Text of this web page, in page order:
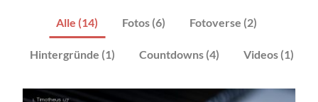
Alle (14) Fotos (6) Fotoverse (2)
Hintergründe (1) Countdowns (4) Videos (1)